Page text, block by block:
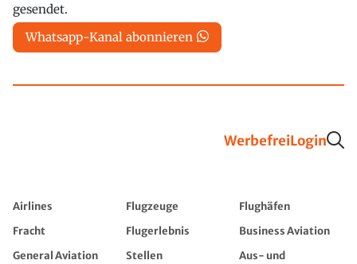
gesendet.
Whatsapp-Kanal abonnieren
WerbefreiLogin
Airlines Flugzeuge
Flughäfen
Fracht
Flugerlebnis
Business Aviation
General Aviation
Stellen
Aus- und